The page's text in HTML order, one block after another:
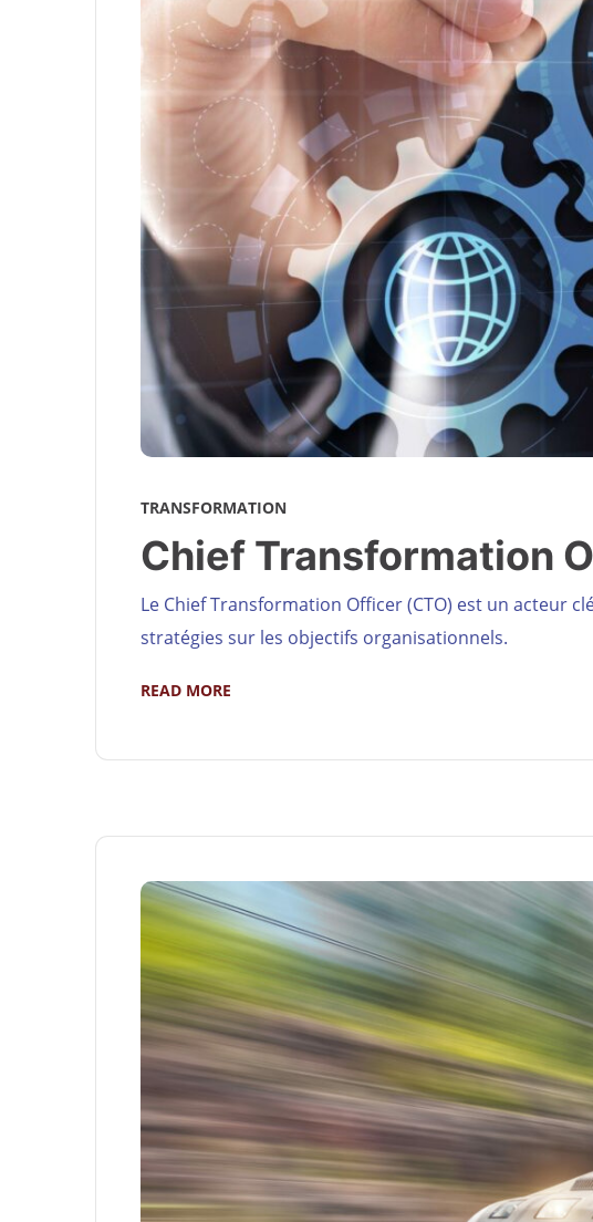
TRANSFORMATION
Chief Transformation
Le Chief Transformation Officer (CTO) est un acteur
stratégies sur les objectifs organisationnels.
READ MORE